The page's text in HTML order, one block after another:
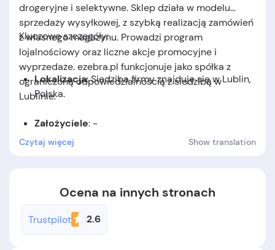
drogeryjne i selektywne. Sklep działa w modelu
sprzedaży wysyłkowej, z szybką realizacją zamówień
z własnego magazynu. Prowadzi program
lojalnościowy oraz liczne akcje promocyjne i
wyprzedaże. ezebra.pl funkcjonuje jako spółka z
ograniczoną odpowiedzialnością z siedzibą w
Lublinie.
Kluczowe szczegóły:
Lokalizacja: Siedziba firmy znajduje się w Lublin,
Polska.
Założyciele: -
Czytaj więcej Show translation
Ocena na innych stronach
Trustpilot 2.6